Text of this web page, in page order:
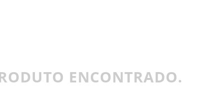
ENCONTRADO.